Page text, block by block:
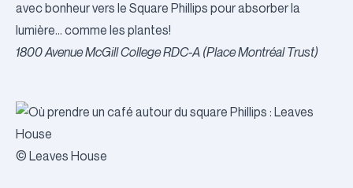
avec bonheur vers le Square Phillips pour absorber la
lumière… comme les plantes!
1800 Avenue McGill College RDC-A (Place Montréal Trust)
© Leaves House